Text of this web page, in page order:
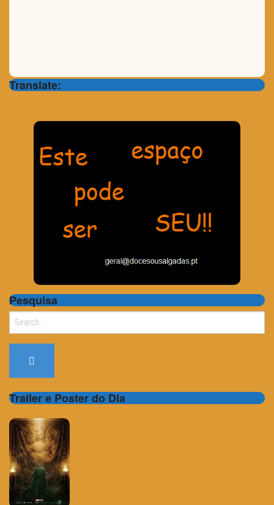
Translate:
Pesquisa
Search
Trailer e Poster do Dia